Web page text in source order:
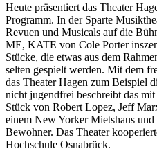
Heute präsentiert das Theater
Programm. In der Sparte
Revuen und Musicals auf die
ME, KATE von Cole Porter
Stücke, die etwas aus dem
selten gespielt werden. Mit dem
das Theater Hagen zum Beispiel
nicht jugendfrei beschreibt das
Stück von Robert Lopez, Jeff
einem New Yorker Mietshaus
Bewohner. Das Theater
Hochschule Osnabrück.